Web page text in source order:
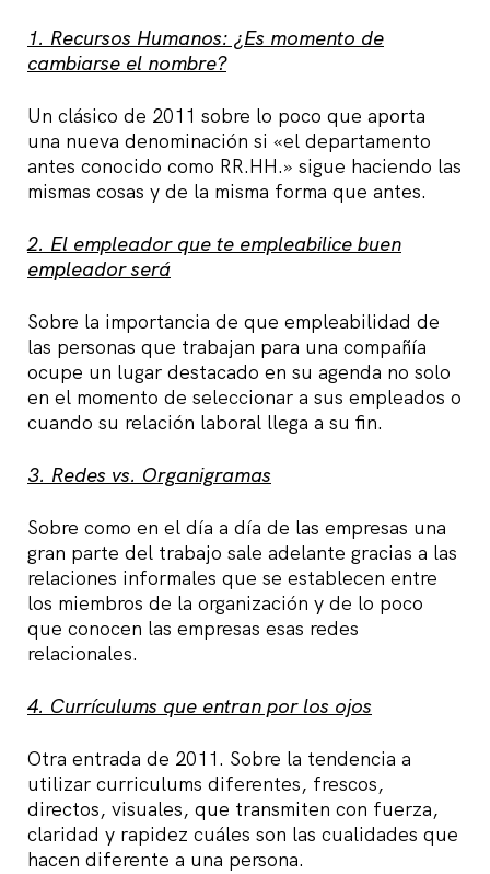
1. Recursos Humanos: ¿Es momento de
cambiarse el nombre?
Un clásico de 2011 sobre lo poco que aporta
una nueva denominación si «el departamento
antes conocido como RR.HH.» sigue haciendo las
mismas cosas y de la misma forma que antes.
2. El empleador que te empleabilice buen
empleador será
Sobre la importancia de que empleabilidad de
las personas que trabajan para una compañía
ocupe un lugar destacado en su agenda no solo
en el momento de seleccionar a sus empleados o
cuando su relación laboral llega a su fin.
3. Redes vs. Organigramas
Sobre como en el día a día de las empresas una
gran parte del trabajo sale adelante gracias a las
relaciones informales que se establecen entre
los miembros de la organización y de lo poco
que conocen las empresas esas redes
relacionales.
4. Currículums que entran por los ojos
Otra entrada de 2011. Sobre la tendencia a
utilizar curriculums diferentes, frescos,
directos, visuales, que transmiten con fuerza,
claridad y rapidez cuáles son las cualidades que
hacen diferente a una persona.